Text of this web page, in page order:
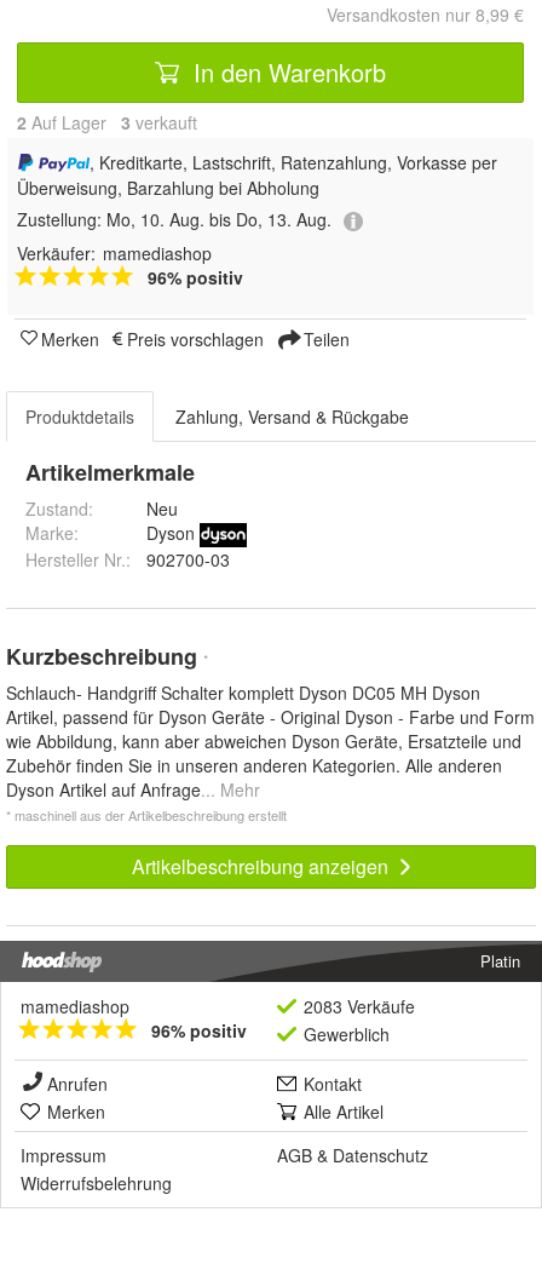
Versandkosten nur 8,99 €
In den Warenkorb
2 Auf Lager 3 verkauft
, Kreditkarte, Lastschrift, Ratenzahlung, Vorkasse per
Überweisung, Barzahlung bei Abholung
Zustellung: Mo, 10. Aug. bis Do, 13. Aug.
Verkäufer: mamediashop
96% positiv
Merken Preis vorschlagen Teilen
Produktdetails Zahlung, Versand & Rückgabe
Artikelmerkmale
Zustand:
Neu
Marke:
Dyson
Hersteller Nr.:
902700-03
Kurzbeschreibung *
Schlauch- Handgriff Schalter komplett Dyson DC05 MH Dyson
Artikel, passend für Dyson Geräte - Original Dyson - Farbe und Form
wie Abbildung, kann aber abweichen Dyson Geräte, Ersatzteile und
Zubehör finden Sie in unseren anderen Kategorien. Alle anderen
Dyson Artikel auf Anfrage... Mehr
* maschinell aus der Artikelbeschreibung erstellt
Artikelbeschreibung anzeigen
Platin
mamediashop
96% positiv
2083 Verkäufe
Gewerblich
Anrufen
Kontakt
Merken
Alle Artikel
Impressum
AGB & Datenschutz
Widerrufsbelehrung